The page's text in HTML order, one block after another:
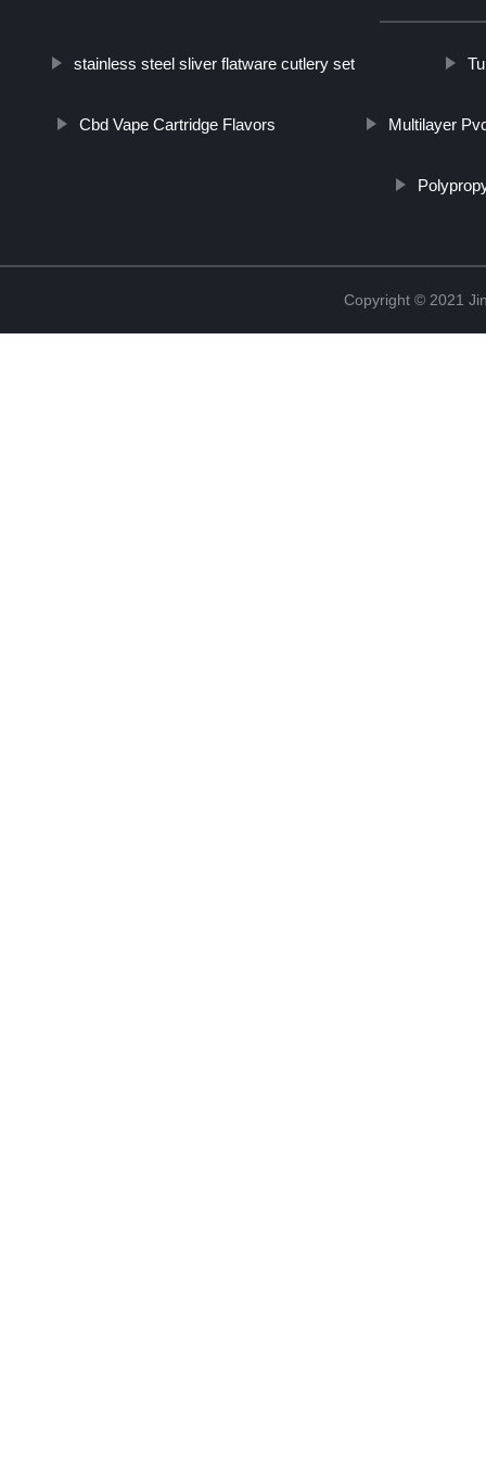
stainless steel sliver flatware cutlery set
Cbd Vape Cartridge Flavors Multilayer
Copyright © 2021